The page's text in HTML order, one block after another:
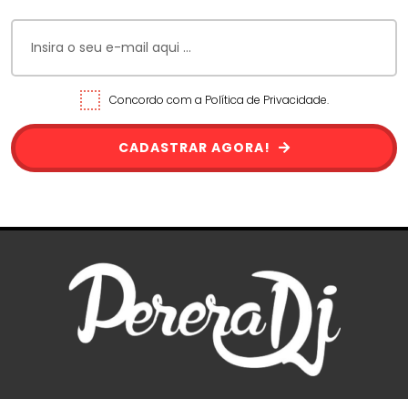
Concordo com a Política de Privacidade.
CADASTRAR AGORA!